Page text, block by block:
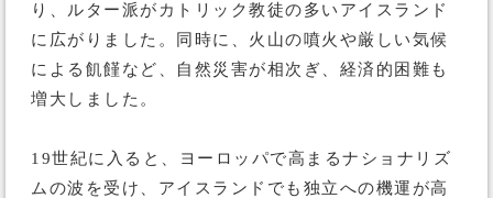
り、ルター派がカトリック教徒の多いアイスランド
に広がりました。同時に、火山の噴火や厳しい気候
による飢饉など、自然災害が相次ぎ、経済的困難も
増大しました。
19世紀に入ると、ヨーロッパで高まるナショナリズ
ムの波を受け、アイスランドでも独立への機運が高